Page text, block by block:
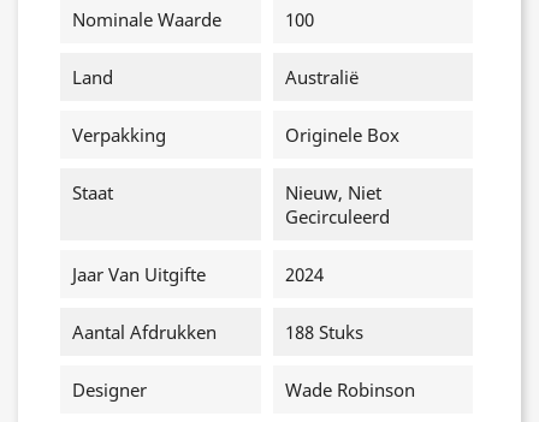
Nominale Waarde 100
Land Australië
Verpakking Originele Box
Staat
Nieuw, Niet
Gecirculeerd
Jaar Van Uitgifte 2024
Aantal Afdrukken 188 Stuks
Designer Wade Robinson